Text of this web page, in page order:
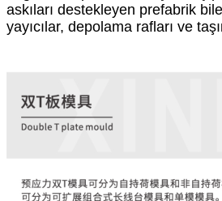
askıları destekleyen prefabrik
yayıcılar, depolama rafları ve